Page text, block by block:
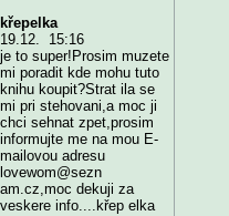
křepelka
19.12. 15:16
je to super!Prosim muzete
mi poradit kde mohu tuto
knihu koupit?Strat ila se
mi pri stehovani,a moc ji
chci sehnat zpet,prosim
informujte me na mou E-
mailovou adresu
lovewom@sezn
am.cz,moc dekuji za
veskere info....křep elka